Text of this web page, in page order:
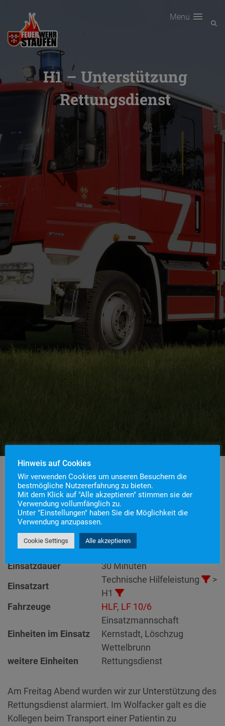
Menu
H1 – Unterstützung
Rettungsdienst
Einsatznummer
64
Einsatzstichwort
H1 – Unterstützung
Rettungsdienst
Einsatzort
Einsatzdauer
30 Minuten
Einsatzart
Technische Hilfeleistung
>
H1
Fahrzeuge
HLF, LF 10/6
Einheiten im Einsatz
Einsatzmannschaft
Kernstadt, Löschzug
Wettelbrunn
weitere Einheiten
Rettungsdienst
Am Freitag Abend wurden wir zur Unterstützung des
Rettungsdienst alarmiert. Im Wolfacker galt es die
Kollegen beim Transport einer Patientin zu
Hinweis auf Cookies
Wir verwenden Cookies um unseren Besuchern die
bestmögliche Nutzererfahrung zu bieten.
Mit dem Klick auf "Alle akzeptieren" stimmen sie der
Verwendung vollumfänglich zu.
Unter "Einstellungen" haben Sie die Möglichkeit die
Verwendung anzupassen.
Cookie Settings Alle akzeptieren